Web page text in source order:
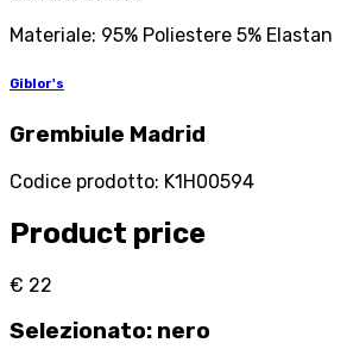
Materiale: 95% Poliestere 5% Elastan
Giblor's
Grembiule Madrid
Codice prodotto: K1H00594
Product price
€ 22
Selezionato: nero